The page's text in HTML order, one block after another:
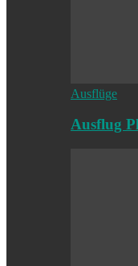
Ausflüge
Ausflug